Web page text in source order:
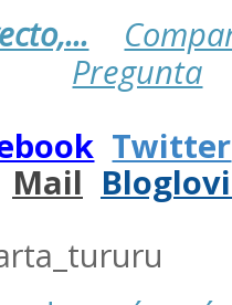
Pregunta
Twitter
Mail